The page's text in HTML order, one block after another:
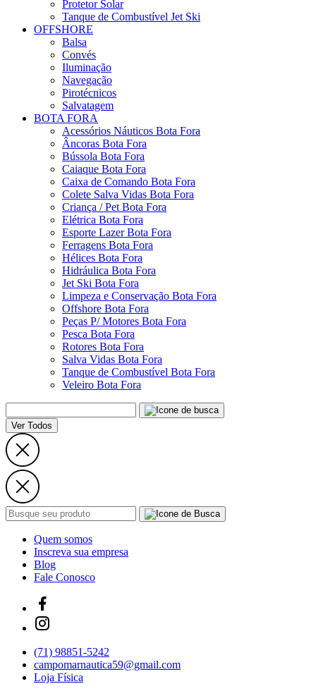
Protetor Solar
Tanque de Combustível Jet Ski
OFFSHORE
Balsa
Convés
Iluminação
Navegação
Pirotécnicos
Salvatagem
BOTA FORA
Acessórios Náuticos Bota Fora
Âncoras Bota Fora
Bússola Bota Fora
Caiaque Bota Fora
Caixa de Comando Bota Fora
Colete Salva Vidas Bota Fora
Criança / Pet Bota Fora
Elétrica Bota Fora
Esporte Lazer Bota Fora
Ferragens Bota Fora
Hélices Bota Fora
Hidráulica Bota Fora
Jet Ski Bota Fora
Limpeza e Conservação Bota Fora
Offshore Bota Fora
Peças P/ Motores Bota Fora
Pesca Bota Fora
Rotores Bota Fora
Salva Vidas Bota Fora
Tanque de Combustível Bota Fora
Veleiro Bota Fora
Ver Todos
Quem somos
Inscreva sua empresa
Blog
Fale Conosco
(71) 98851-5242
campomarnautica59@gmail.com
Loja Física